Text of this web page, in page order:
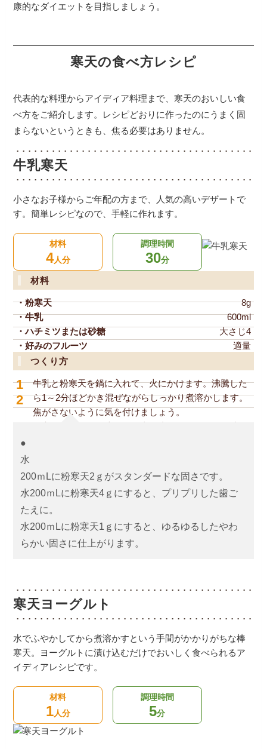
康的なダイエットを目指しましょう。
寒天の食べ方レシピ
代表的な料理からアイディア料理まで、寒天のおいしい食
べ方をご紹介します。レシピどおりに作ったのにうまく固
まらないというときも、焦る必要はありません。
牛乳寒天
小さなお子様からご年配の方まで、人気の高いデザートで
す。簡単レシピなので、手軽に作れます。
材料
4人分
調理時間
30分
材料
・粉寒天
8g
・牛乳
600ml
・ハチミツまたは砂糖
大さじ4
・好みのフルーツ
適量
つくり方
1
牛乳と粉寒天を鍋に入れて、火にかけます。沸騰した
ら1～2分ほどかき混ぜながらしっかり煮溶かします。
焦がさないように気を付けましょう。
2
●
水
200ｍLに粉寒天2ｇがスタンダードな固さです。
水200ｍLに粉寒天4ｇにすると、プリプリした歯ご
たえに。
水200ｍLに粉寒天1ｇにすると、ゆるゆるしたやわ
らかい固さに仕上がります。
寒天ヨーグルト
水でふやかしてから煮溶かすという手間がかかりがちな棒
寒天。ヨーグルトに漬け込むだけでおいしく食べられるア
イディアレシピです。
材料
1人分
調理時間
5分